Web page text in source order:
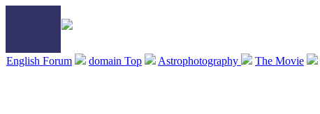
English Forum domain Top Astrophotography The Movie